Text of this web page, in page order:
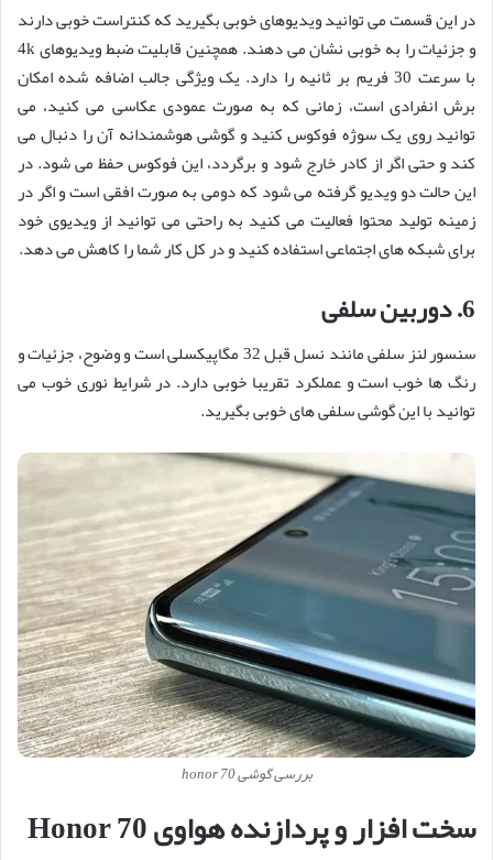
در این قسمت می توانید ویدیوهای خوبی بگیرید که کنتراست خوبی دارند
و جزئیات را به خوبی نشان می دهند. همچنین قابلیت ضبط ویدیوهای 4k
با سرعت 30 فریم بر ثانیه را دارد. یک ویژگی جالب اضافه شده امکان
برش انفرادی است، زمانی که به صورت عمودی عکاسی می کنید، می
توانید روی یک سوژه فوکوس کنید و گوشی هوشمندانه آن را دنبال می
کند و حتی اگر از کادر خارج شود و برگردد، این فوکوس حفظ می شود. در
این حالت دو ویدیو گرفته می شود که دومی به صورت افقی است و اگر در
زمینه تولید محتوا فعالیت می کنید به راحتی می توانید از ویدیوی خود
برای شبکه های اجتماعی استفاده کنید و در کل کار شما را کاهش می دهد.
6. دوربین سلفی
سنسور لنز سلفی مانند نسل قبل 32 مگاپیکسلی است و وضوح، جزئیات و
رنگ ها خوب است و عملکرد تقریبا خوبی دارد. در شرایط نوری خوب می
توانید با این گوشی سلفی های خوبی بگیرید.
بررسی گوشی honor 70
سخت افزار و پردازنده هواوی Honor 70